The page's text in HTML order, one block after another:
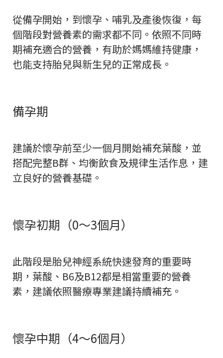
從備孕開始，到懷孕、哺乳及產後恢復，每
個階段對營養素的需求都不同。依照不同時
期補充適合的營養，有助於媽媽維持健康，
也能支持胎兒與新生兒的正常成長。
備孕期
建議於懷孕前至少一個月開始補充葉酸，並
搭配完整B群、均衡飲食及規律生活作息，建
立良好的營養基礎。
懷孕初期（0～3個月）
此階段是胎兒神經系統快速發育的重要時
期，葉酸、B6及B12都是相當重要的營養
素，建議依照醫療專業建議持續補充。
懷孕中期（4～6個月）